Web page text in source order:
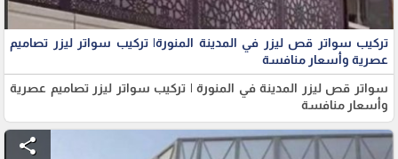
تركيب سواتر قص ليزر في المدينة المنورة| تركيب سواتر ليزر تصاميم
عصرية وأسعار منافسة
سواتر قص ليزر المدينة في المنورة | تركيب سواتر ليزر تصاميم عصرية
وأسعار منافسة
share